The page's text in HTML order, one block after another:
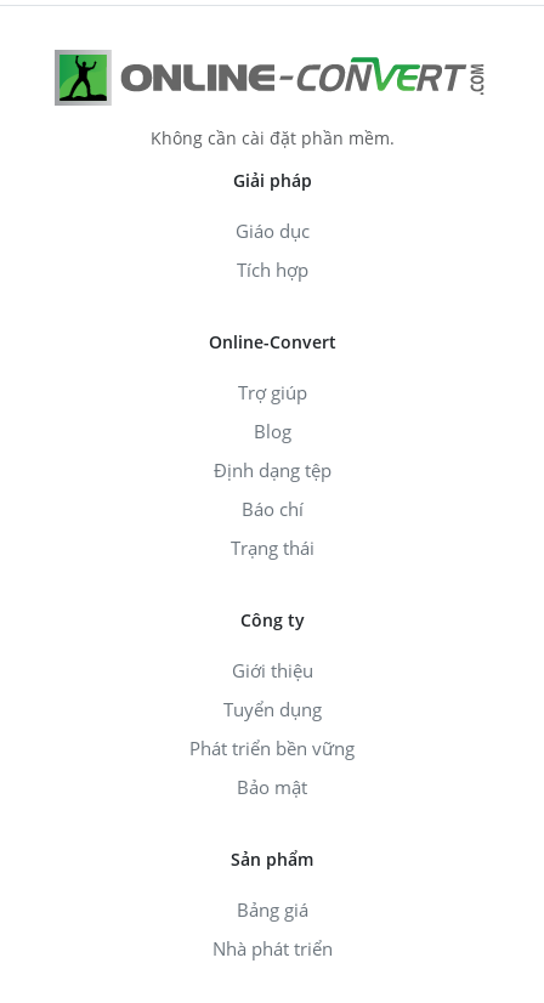
Không cần cài đặt phần mềm.
Giải pháp
Giáo dục
Tích hợp
Online-Convert
Trợ giúp
Blog
Định dạng tệp
Báo chí
Trạng thái
Công ty
Giới thiệu
Tuyển dụng
Phát triển bền vững
Bảo mật
Sản phẩm
Bảng giá
Nhà phát triển